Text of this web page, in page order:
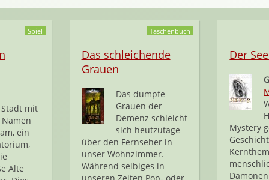
Spiel
mit
ein
Alte
Taschenbuch
Das schleichende
Grauen
Das dumpfe
Grauen der
Demenz schleicht
sich heutzutage
über den Fernseher in
unser Wohnzimmer.
Während selbiges in
Der
Mystery